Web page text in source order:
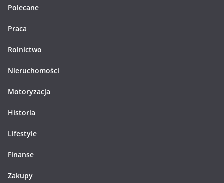
Polecane
Praca
Rolnictwo
Nieruchomości
Motoryzacja
Historia
Lifestyle
Finanse
Zakupy